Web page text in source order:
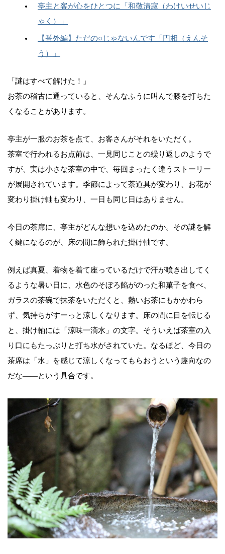
亭主と客が心をひとつに「和敬清寂（わけいせいじ
ゃく）」
【番外編】ただの○じゃないんです「円相（えんそ
う）」
「謎はすべて解けた！」
お茶の稽古に通っていると、そんなふうに叫んで膝を打ちた
くなることがあります。
亭主が一服のお茶を点て、お客さんがそれをいただく。
茶室で行われるお点前は、一見同じことの繰り返しのようで
すが、実は小さな茶室の中で、毎回まったく違うストーリー
が展開されています。季節によって茶道具が変わり、お花が
変わり掛け軸も変わり、一日も同じ日はありません。
今日の茶席に、亭主がどんな想いを込めたのか。その謎を解
く鍵になるのが、床の間に飾られた掛け軸です。
例えば真夏、着物を着て座っているだけで汗が噴き出してく
るような暑い日に、水色のそぼろ餡がのった和菓子を食べ、
ガラスの茶碗で抹茶をいただくと、熱いお茶にもかかわら
ず、気持ちがすーっと涼しくなります。床の間に目を転じる
と、掛け軸には「涼味一滴水」の文字。そういえば茶室の入
り口にもたっぷりと打ち水がされていた。なるほど、今日の
茶席は「水」を感じて涼しくなってもらおうという趣向なの
だな――という具合です。